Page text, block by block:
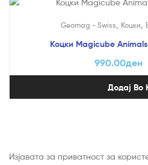
Geomag - Swiss, Коцки,
990.00ден
Додај Во
Изјавата за приватност за